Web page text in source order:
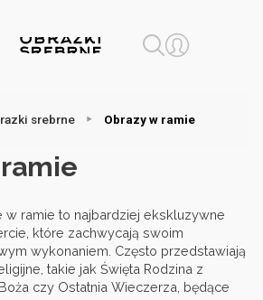
srebrne Obrazy w ramie
w ramie to najbardziej ekskluzywne
które zachwycają swoim
wykonaniem. Często przedstawiają
takie jak Święta Rodzina z
czy Ostatnia Wieczerza, będące